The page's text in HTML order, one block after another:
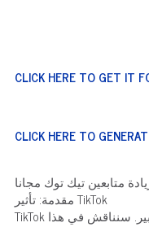
CLICK HERE TO GET IT
CLICK HERE TO
متابعين تيك توك مجانا
مقدمة: تأثير TikTok
TikTok أصبحت منصة اجتماعية مؤثرة بشكل كبير. سنناقش في هذا